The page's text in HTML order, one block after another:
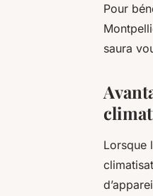
Pour
saura
Lorsque